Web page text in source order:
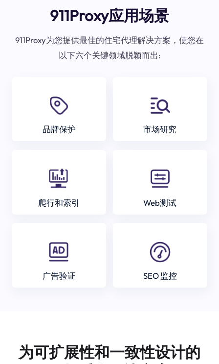
911Proxy应用场景
911Proxy为您提供最佳的住宅代理解决方案，使您在
以下六个关键领域脱颖而出:
品牌保护 市场研究
爬行和索引 Web测试
广告验证 SEO 监控
为可扩展性和一致性设计的